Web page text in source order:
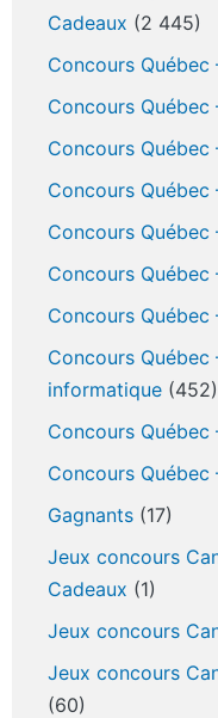
Cadeaux (2 445)
Concours Québec
Concours Québec
Concours Québec
Concours Québec
Concours Québec
Concours Québec
Concours Québec
Concours Québec
informatique (452)
Concours Québec
Concours Québec
Gagnants (17)
Jeux concours
Cadeaux (1)
Jeux concours
Jeux concours
(60)